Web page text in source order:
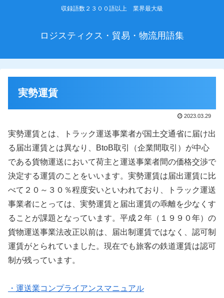
収録語数２３００語以上 業界最大級
ロジスティクス・貿易・物流用語集
実勢運賃
2023.03.29
実勢運賃とは、トラック運送事業者が国土交通省に届け出
る届出運賃とは異なり、BtoB取引（企業間取引）が中心
である貨物運送において荷主と運送事業者間の価格交渉で
決定する運賃のことをいいます。実勢運賃は届出運賃に比
べて２０～３０％程度安いといわれており、トラック運送
事業者にとっては、実勢運賃と届出運賃の乖離を少なくす
ることが課題となっています。平成２年（１９９０年）の
貨物運送事業法改正以前は、届出制運賃ではなく、認可制
運賃がとられていました。現在でも旅客の鉄道運賃は認可
制が残っています。
・運送業コンプライアンスマニュアル